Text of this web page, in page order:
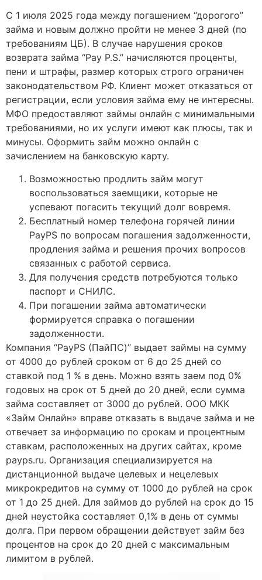
С 1 июля 2025 года между погашением “дорогого”
займа и новым должно пройти не менее 3 дней (по
требованиям ЦБ). В случае нарушения сроков
возврата займа “Pay P.S.” начисляются проценты,
пени и штрафы, размер которых строго ограничен
законодательством РФ. Клиент может отказаться от
регистрации, если условия займа ему не интересны.
МФО предоставляют займы онлайн с минимальными
требованиями, но их услуги имеют как плюсы, так и
минусы. Оформить займ можно онлайн с
зачислением на банковскую карту.
Возможностью продлить займ могут
воспользоваться заемщики, которые не
успевают погасить текущий долг вовремя.
Бесплатный номер телефона горячей линии
PayPS по вопросам погашения задолженности,
продления займа и решения прочих вопросов
связанных с работой сервиса.
Для получения средств потребуются только
паспорт и СНИЛС.
При погашении займа автоматически
формируется справка о погашении
задолженности.
Компания “PayPS (ПайПС)” выдает займы на сумму
от 4000 до рублей сроком от 6 до 25 дней со
ставкой под 1 % в день. Можно взять заем под 0%
годовых на срок от 5 дней до 20 дней, если сумма
займа составляет от 3000 до рублей. ООО МКК
«Займ Онлайн» вправе отказать в выдаче займа и не
отвечает за информацию по срокам и процентным
ставкам, расположенных на других сайтах, кроме
payps.ru. Организация специализируется на
дистанционной выдаче целевых и нецелевых
микрокредитов на сумму от 1000 до рублей на срок
от 1 до 25 дней. Для займов до рублей на срок до 15
дней неустойка составляет 0,1% в день от суммы
долга. При первом обращении действует займ без
процентов на срок до 20 дней с максимальным
лимитом в рублей.